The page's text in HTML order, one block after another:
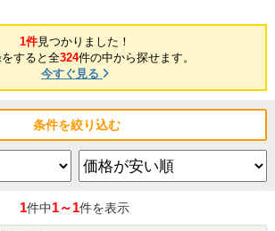
1件見つかりました！
すると全324件の中から探せます。
今すぐ見る
条件を絞り込む
1件中1～1件を表示